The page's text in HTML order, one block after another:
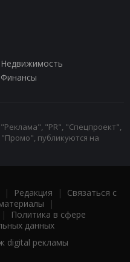
Недвижимость
Финансы
"PR", "Спецпроект",
публикуются на
| Редакция | Связаться с
|
|
Политика в сфере
данных
digital рекламы